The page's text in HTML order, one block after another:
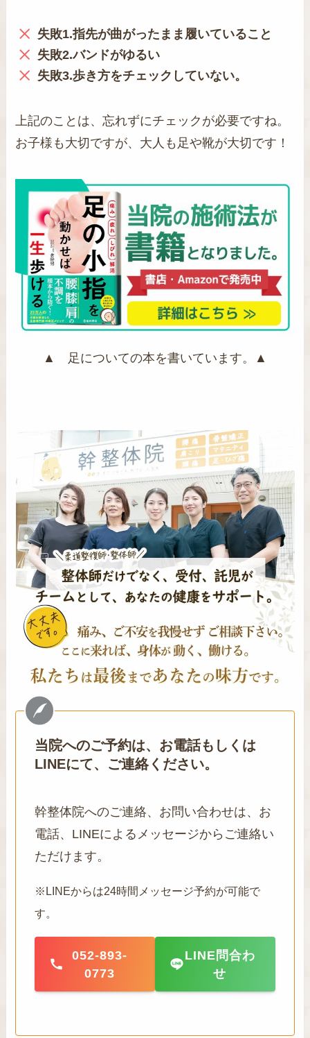
失敗1.指先が曲がったまま履いていること
失敗2.バンドがゆるい
失敗3.歩き方をチェックしていない。
上記のことは、忘れずにチェックが必要ですね。
お子様も大切ですが、大人も足や靴が大切です！
▲ 足についての本を書いています。▲
当院へのご予約は、お電話もしくは
LINEにて、ご連絡ください。
幹整体院へのご連絡、お問い合わせは、お
電話、LINEによるメッセージからご連絡い
ただけます。
※LINEからは24時間メッセージ予約が可能で
す。
052-893-
0773
LINE問合わ
せ